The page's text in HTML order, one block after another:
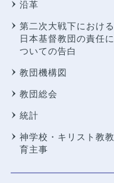
沿革
第二次大戦下における
日本基督教団の責任に
ついての告白
教団機構図
教団総会
統計
神学校・キリスト教教
育主事